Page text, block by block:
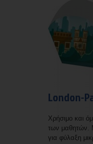
London-
Χρήσιμο και
των μαθητών.
για φύλαξη